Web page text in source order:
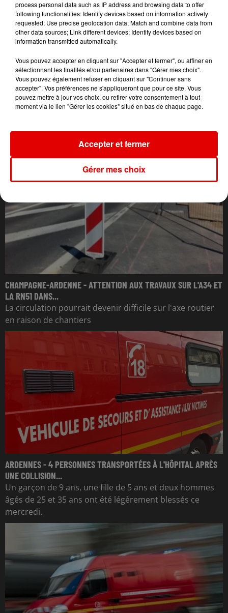
L'ACTU DES ARDENNES
CHAMPAGNE-ARDENNE - ATTENTION AUX TRAVAUX SUR L'A34 ET
LA RN51 DANS...
La circulation pourrait devenir difficile sur l'axe routier
en raison de chantiers
ARDENNES - 4 PERSONNES TRANSPORTÉES À L'HÔPITAL APRÈS
UNE COLLISION...
Un garçon de 9 ans, une fille de 5 ans et deux hommes
âgés de 25 et 35 ans ont été légèrement blessés ce
mercredi.
process personal data such as IP address and browsing data to offer
following functionalities: Identify devices based on information actively
requested; Use precise geolocation data; Match and combine data from
other data sources; Link different devices; Identify devices based on
information transmitted automatically.
Vous pouvez accepter en cliquant sur "Accepter et fermer", ou affiner en
sélectionnant les finalités et/ou partenaires dans "Gérer mes choix".
Vous pouvez également refuser en cliquant sur "Continuer sans
accepter". Vos préférences ne s'appliqueront que pour ce site. Vous
pouvez mettre à jour vos choix, ou retirer votre consentement à tout
moment via le lien "Gérer les cookies" situé en bas de chaque page.
Gérer mes choix
Accepter et fermer